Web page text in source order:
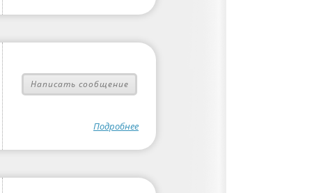
Написать сообщение
Подробнее